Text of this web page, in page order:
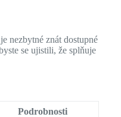
nezbytné znát dostupné
se ujistili, že splňuje
Podrobnosti